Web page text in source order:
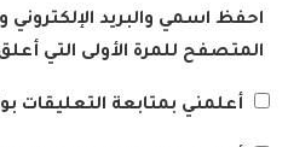
احفظ اسمي والبريد الإلكتروني
المتصفح للمرة الأولى التي
أعلمني بمتابعة التعليقات